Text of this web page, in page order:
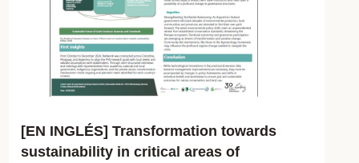
[EN INGLÉS] Transformation towards
sustainability in critical areas of